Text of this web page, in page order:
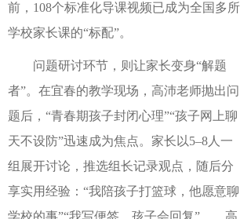
前，108个标准化导课视频已成为全国多所
学校家长课的“标配”。
问题研讨环节，则让家长变身“解题
者”。在宜春的教学现场，高沛老师抛出问
题后，“青春期孩子封闭心理”“孩子网上聊
天不设防”迅速成为焦点。家长以5–8人一
组展开讨论，推选组长记录观点，随后分
享实用经验：“我陪孩子打篮球，他愿意聊